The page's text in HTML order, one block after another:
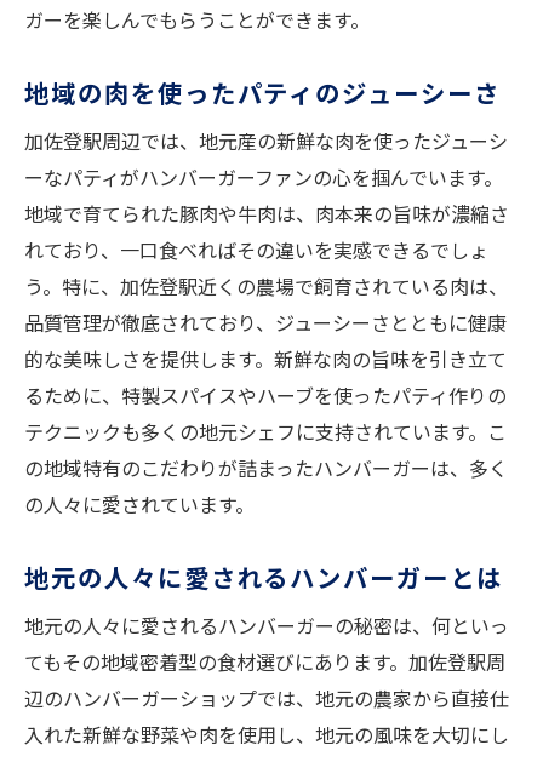
特製ソースでハンバーガーを格上げ
バンズの選び方と保管方法
バンズをふわふわにするためのコツ
パティとの相性を考えるバンズの選択
バンズとパティのバランスの取り方
バンズの種類とハンバーガーの違い
絶妙な組み合わせで味わう至福のハンバー
ガー
ハンバーガー作りを高める食材選びのポイント
質の良い肉の見分け方
健康を考慮した食材選び
美味しいハンバーガーに必須の野菜
食材選びで失敗しないポイント
最高のハンバーガーを作るための食材ガイ
ド
加佐登駅周辺で見つける絶品ハンバーガーの楽
しみ方
ガーを楽しんでもらうことができます。
地域の肉を使ったパティのジューシーさ
加佐登駅周辺では、地元産の新鮮な肉を使ったジューシ
ーなパティがハンバーガーファンの心を掴んでいます。
地域で育てられた豚肉や牛肉は、肉本来の旨味が濃縮さ
れており、一口食べればその違いを実感できるでしょ
う。特に、加佐登駅近くの農場で飼育されている肉は、
品質管理が徹底されており、ジューシーさとともに健康
的な美味しさを提供します。新鮮な肉の旨味を引き立て
るために、特製スパイスやハーブを使ったパティ作りの
テクニックも多くの地元シェフに支持されています。こ
の地域特有のこだわりが詰まったハンバーガーは、多く
の人々に愛されています。
地元の人々に愛されるハンバーガーとは
地元の人々に愛されるハンバーガーの秘密は、何といっ
てもその地域密着型の食材選びにあります。加佐登駅周
辺のハンバーガーショップでは、地元の農家から直接仕
入れた新鮮な野菜や肉を使用し、地元の風味を大切にし